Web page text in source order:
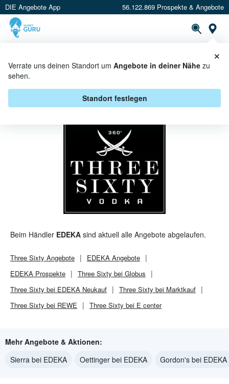
DIE Angebote App 56.122.869 Prospekte & Angebote
Verrate uns deinen Standort um Angebote in deiner Nähe zu
sehen.
Standort festlegen
×
THREE SIXTY BEI EDEKA -
ANGEBOTE & AKTIONEN
Beim Händler EDEKA sind aktuell alle Angebote abgelaufen.
Three Sixty Angebote EDEKA Angebote
EDEKA Prospekte
Three Sixty bei Globus
Three Sixty bei EDEKA Neukauf
Three Sixty bei Marktkauf
Three Sixty bei REWE
Three Sixty bei E center
Mehr Angebote & Aktionen:
Sierra bei EDEKA
Oettinger bei EDEKA Gordon's bei EDEKA